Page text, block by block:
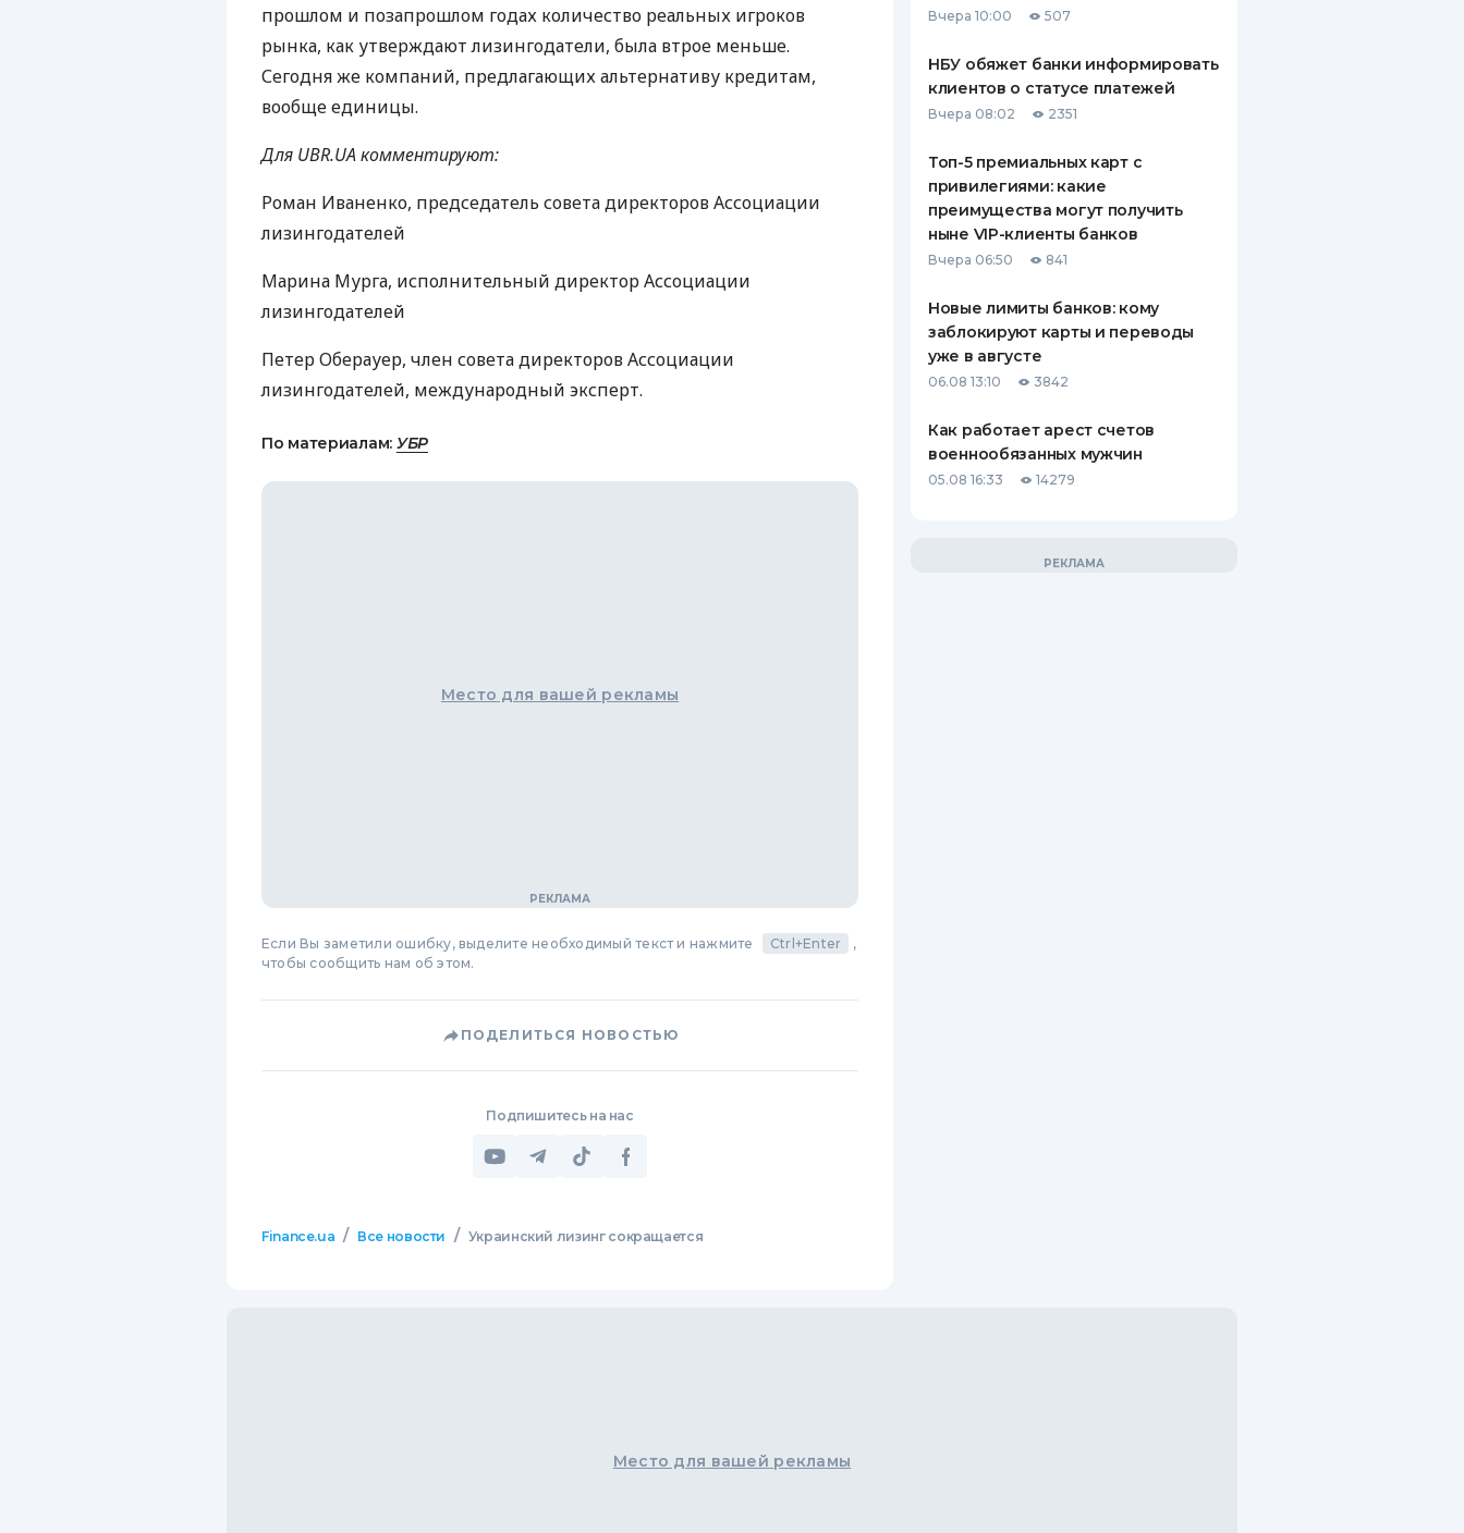
КЕШБЭКА
СТРАХОВАНИЮ
ВСЕ СТРАХОВЫЕ ПОЛИСЫ
ОТЗЫВЫ О СТРАХОВЫХ
КОМПАНИЯХ
прошлом и позапрошлом годах количество реальных игроков
рынка, как утверждают лизингодатели, была втрое меньше.
Сегодня же компаний, предлагающих альтернативу кредитам,
вообще единицы.
Для UBR.UA комментируют:
Роман Иваненко, председатель совета директоров Ассоциации
лизингодателей
Марина Мурга, исполнительный директор Ассоциации
лизингодателей
Петер Оберауер, член совета директоров Ассоциации
лизингодателей, международный эксперт.
По материалам: УБР
Место для вашей рекламы
Если Вы заметили ошибку, выделите необходимый текст и нажмите Ctrl+Enter
,
чтобы сообщить нам об этом.
ПОДЕЛИТЬСЯ НОВОСТЬЮ
Подпишитесь на нас
Finance.ua / Все новости / Украинский лизинг сокращается
Вчера 10:00 507
НБУ обяжет банки информировать
клиентов о статусе платежей
Вчера 08:02 2351
Топ-5 премиальных карт с
привилегиями: какие
преимущества могут получить
ныне VIP-клиенты банков
Вчера 06:50 841
Новые лимиты банков: кому
заблокируют карты и переводы
уже в августе
06.08 13:10 3842
Как работает арест счетов
военнообязанных мужчин
05.08 16:33 14279
Место для вашей рекламы